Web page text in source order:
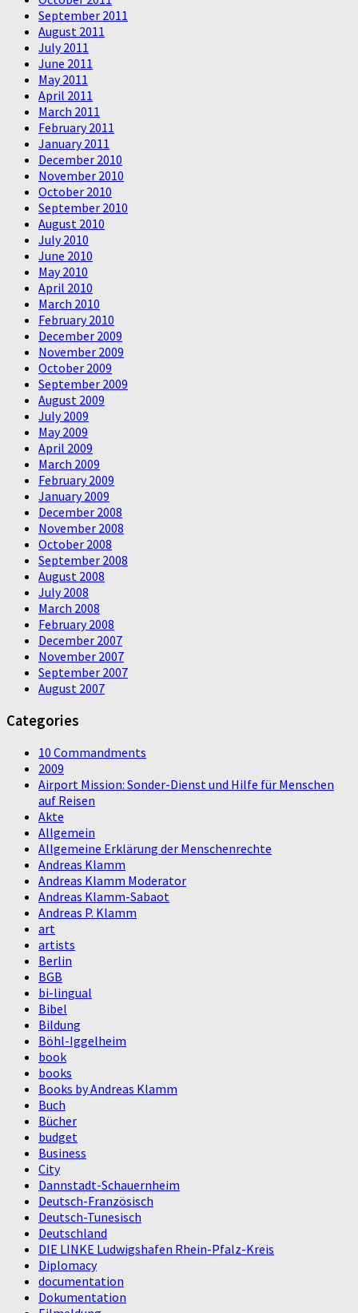
September 2011
August 2011
July 2011
June 2011
May 2011
April 2011
March 2011
February 2011
January 2011
December 2010
November 2010
October 2010
September 2010
August 2010
July 2010
June 2010
May 2010
April 2010
March 2010
February 2010
December 2009
November 2009
October 2009
September 2009
August 2009
July 2009
May 2009
April 2009
March 2009
February 2009
January 2009
December 2008
November 2008
October 2008
September 2008
August 2008
July 2008
March 2008
February 2008
December 2007
November 2007
September 2007
August 2007
Categories
10 Commandments
2009
Airport Mission: Sonder-Dienst und Hilfe für Menschen
auf Reisen
Akte
Allgemein
Allgemeine Erklärung der Menschenrechte
Andreas Klamm
Andreas Klamm Moderator
Andreas Klamm-Sabaot
Andreas P. Klamm
art
artists
Berlin
BGB
bi-lingual
Bibel
Bildung
Böhl-Iggelheim
book
books
Books by Andreas Klamm
Buch
Bücher
budget
Business
City
Dannstadt-Schauernheim
Deutsch-Französisch
Deutsch-Tunesisch
Deutschland
DIE LINKE Ludwigshafen Rhein-Pfalz-Kreis
Diplomacy
documentation
Dokumentation